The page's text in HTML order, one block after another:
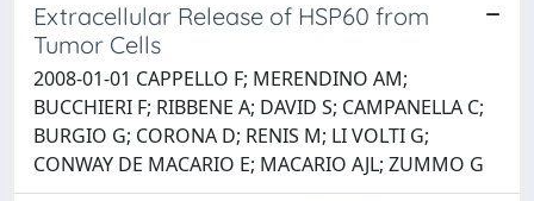
Extracellular Release of HSP60 from
Tumor Cells
2008-01-01 CAPPELLO F; MERENDINO AM;
BUCCHIERI F; RIBBENE A; DAVID S; CAMPANELLA C;
BURGIO G; CORONA D; RENIS M; LI VOLTI G;
CONWAY DE MACARIO E; MACARIO AJL; ZUMMO G